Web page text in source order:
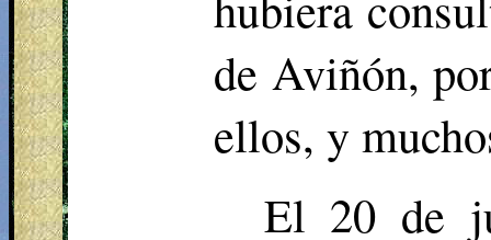
de Aviñón,
ellos, y
El 20 de